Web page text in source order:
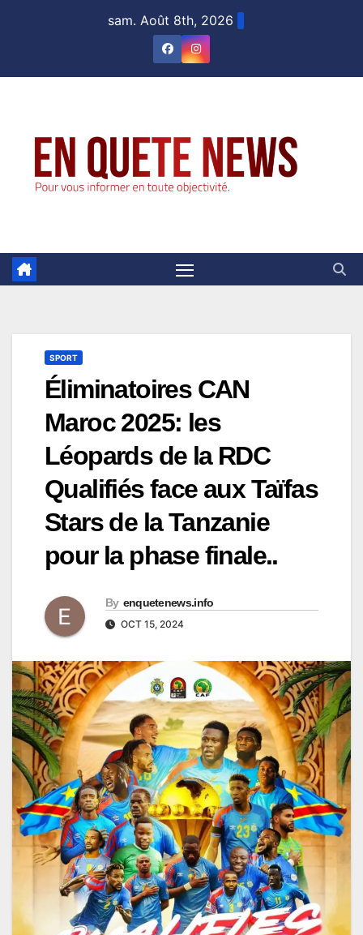
sam. Août 8th, 2026
SPORT
Éliminatoires CAN
Maroc 2025: les
Léopards de la RDC
Qualifiés face aux Taïfas
Stars de la Tanzanie
pour la phase finale..
By enquetenews.info
OCT 15, 2024